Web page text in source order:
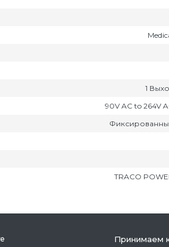
1
90V AC to 264V
TRACO
Принимаем